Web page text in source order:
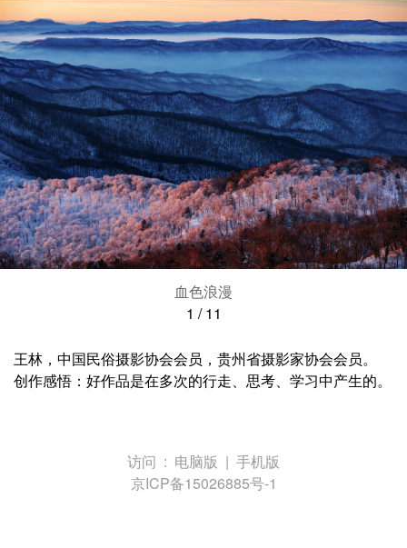
血色浪漫
1 /11
王林，中国民俗摄影协会会员，贵州省摄影家协会会员。
创作感悟：好作品是在多次的行走、思考、学习中产生的。
访问 : 电脑版 | 手机版
京ICP备15026885号-1